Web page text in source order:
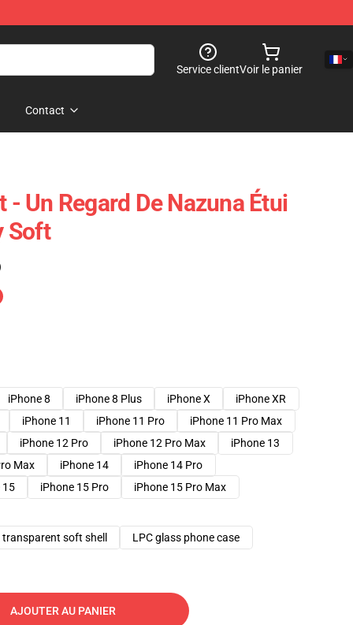
Service clientVoir le panier
Contact
- Un Regard De Nazuna Étui
Soft
iPhone 8 iPhone 8 Plus iPhone X
iPhone XR
iPhone 11 iPhone 11 Pro
iPhone 11 Pro Max
iPhone 12 Pro iPhone 12 Pro Max
iPhone 13
Max iPhone 14
iPhone 14 Pro
15 iPhone 15 Pro
iPhone 15 Pro Max
transparent soft shell LPC glass phone case
AJOUTER AU PANIER